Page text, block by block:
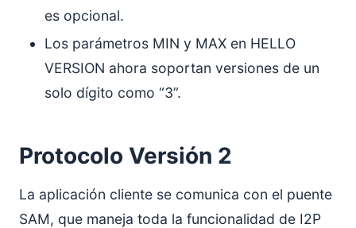
es opcional.
Los parámetros MIN y MAX en HELLO
VERSION ahora soportan versiones de un
solo dígito como “3”.
Protocolo Versión 2
La aplicación cliente se comunica con el puente
SAM, que maneja toda la funcionalidad de I2P